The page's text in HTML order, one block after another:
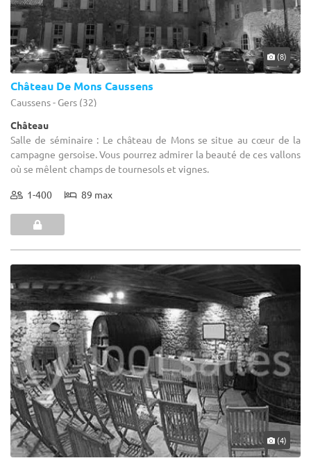
(8)
Château De Mons Caussens
Caussens - Gers (32)
Château
Salle de séminaire : Le château de Mons se situe au cœur de la
campagne gersoise. Vous pourrez admirer la beauté de ces vallons
où se mêlent champs de tournesols et vignes.
1-400 89 max
(4)